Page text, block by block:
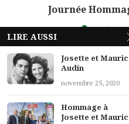
Journée
LIRE AUSSI
Josette et
Audin
novembre 25, 2020
Hommage à
Josette et